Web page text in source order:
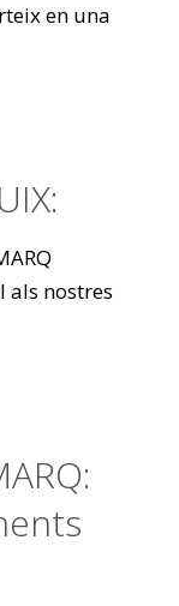
en una
als nostres